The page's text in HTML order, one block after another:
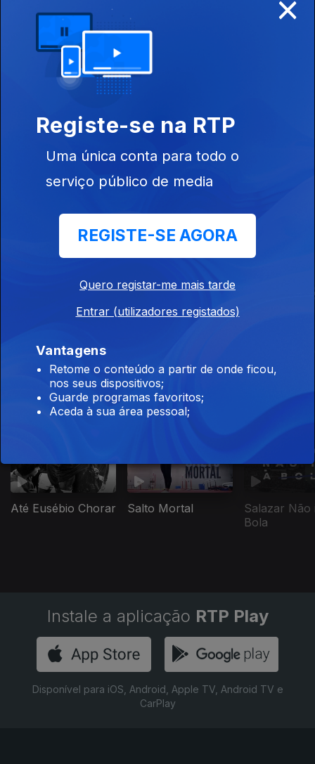
12 fev. 2025
Este conteúdo faz parte de
Documentários de Desporto
do Futuro
Este conteúdo faz parte de Histórias
do Desporto
Até Eusébio Chorar Salto Mortal
Salazar Não
Bola
Instale a aplicação RTP Play
Disponível para iOS, Android, Apple TV, Android TV e
CarPlay
Registe-se na RTP
Uma única conta para todo o
serviço público de media
REGISTE-SE AGORA
Quero registar-me mais tarde
Entrar (utilizadores registados)
Vantagens
Retome o conteúdo a partir de onde ficou,
nos seus dispositivos;
Guarde programas favoritos;
Aceda à sua área pessoal;